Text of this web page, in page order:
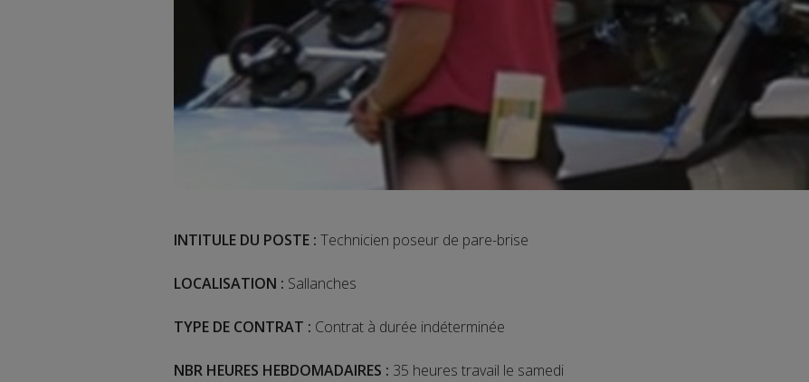
INTITULE DU POSTE : Technicien poseur de pare-brise
LOCALISATION : Sallanches
TYPE DE CONTRAT : Contrat à durée indéterminée
NBR HEURES HEBDOMADAIRES : 35 heures travail le samedi